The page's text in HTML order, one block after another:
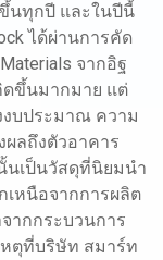
นทุกปี และในปีนี้
ได้ผ่านการคัด
จากอิฐ
ดขึ้นมากมาย แต่
งบประมาณ ความ
ลถึงตัวอาคาร
นเป็นวัสดุที่นิยมนำ
เหนือจากการผลิต
ากกระบวนการ
ตุที่บริษัท สมาร์ท